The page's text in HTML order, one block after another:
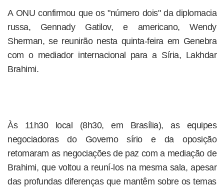
A ONU confirmou que os "número dois" da diplomacia
russa, Gennady Gatilov, e americano, Wendy
Sherman, se reunirão nesta quinta-feira em Genebra
com o mediador internacional para a Síria, Lakhdar
Brahimi.
Às 11h30 local (8h30, em Brasília), as equipes
negociadoras do Governo sírio e da oposição
retomaram as negociações de paz com a mediação de
Brahimi, que voltou a reuní-los na mesma sala, apesar
das profundas diferenças que mantêm sobre os temas